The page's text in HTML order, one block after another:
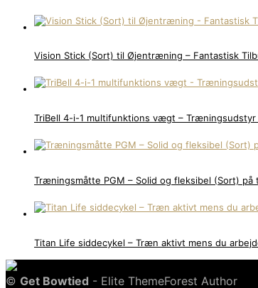
Vision Stick (Sort) til Øjentræning – Fantastisk
TriBell 4-i-1 multifunktions vægt – Træningsudstyr
Træningsmåtte PGM – Solid og fleksibel (Sort) på
Titan Life siddecykel – Træn aktivt mens du
© Get Bowtied - Elite ThemeForest Author